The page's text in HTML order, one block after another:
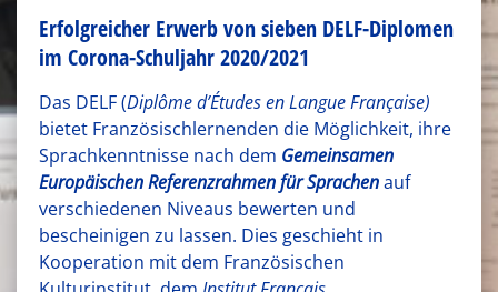
Erfolgreicher Erwerb von sieben DELF-Diplomen
im Corona-Schuljahr 2020/2021
Das DELF (Diplôme d’Études en Langue Française)
bietet Französischlernenden die Möglichkeit, ihre
Sprachkenntnisse nach dem Gemeinsamen
Europäischen Referenzrahmen für Sprachenauf
verschiedenen Niveaus bewerten und
bescheinigen zu lassen. Dies geschieht in
Kooperation mit dem Französischen